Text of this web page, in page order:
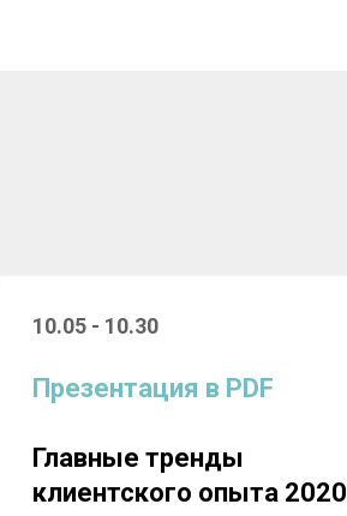
10.05 - 10.30
Презентация в PDF
Главные тренды
клиентского опыта 2020